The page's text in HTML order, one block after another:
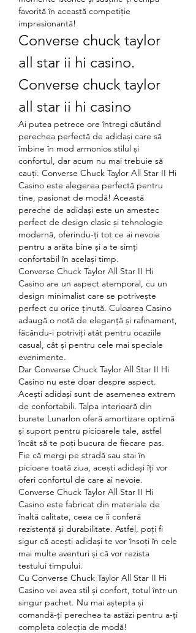
favorită în această competiție
impresionantă!
Converse chuck taylor
all star ii hi casino.
Converse chuck taylor
all star ii hi casino
Ai putea petrece ore întregi căutând
perechea perfectă de adidași care să
îmbine în mod armonios stilul și
confortul, dar acum nu mai trebuie să
cauți. Converse Chuck Taylor All Star II Hi
Casino este alegerea perfectă pentru
tine, pasionat de modă! Această
pereche de adidași este un amestec
perfect de design clasic și tehnologie
modernă, oferindu-ți tot ce ai nevoie
pentru a arăta bine și a te simți
confortabil în același timp.
Converse Chuck Taylor All Star II Hi
Casino are un aspect atemporal, cu un
design minimalist care se potrivește
perfect cu orice ținută. Culoarea Casino
adaugă o notă de eleganță și rafinament,
făcându-i potriviți atât pentru ocaziile
casual, cât și pentru cele mai speciale
evenimente.
Dar Converse Chuck Taylor All Star II Hi
Casino nu este doar despre aspect.
Acești adidași sunt de asemenea extrem
de confortabili. Talpa interioară din
burete Lunarlon oferă amortizare optimă
și suport pentru picioarele tale, astfel
încât să te poți bucura de fiecare pas.
Fie că mergi pe stradă sau stai în
picioare toată ziua, acești adidași îți vor
oferi confortul de care ai nevoie.
Converse Chuck Taylor All Star II Hi
Casino este fabricat din materiale de
înaltă calitate, ceea ce îi conferă
rezistență și durabilitate. Astfel, poți fi
sigur că acești adidași te vor însoți în cele
mai multe aventuri și că vor rezista
testului timpului.
Cu Converse Chuck Taylor All Star II Hi
Casino vei avea stil și confort, totul într-un
singur pachet. Nu mai aștepta și
comandă-ți perechea ta astăzi pentru a-ți
completa colecția de modă!